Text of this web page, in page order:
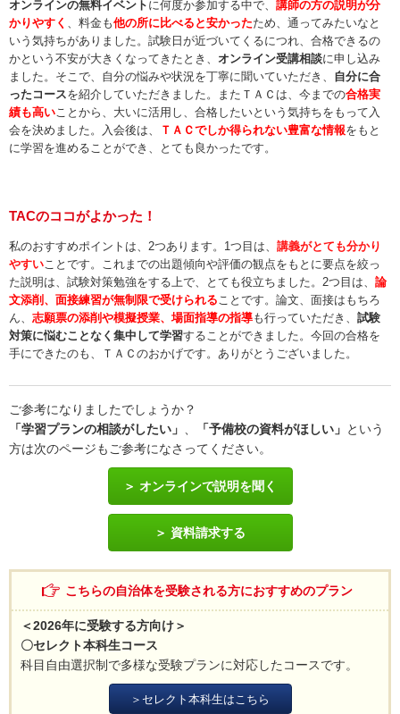
オンラインの無料イベント に何度か参加する中で、 講師の方の説明が分
かりやすく
、料金も他の所に比べると安かったため、通ってみたいなと
いう気持ちがありました。試験日が近づいてくるにつれ、合格できるの
かという不安が大きくなってきたとき、 オンライン受講相談に申し込み
ました。そこで、自分の悩みや状況を丁寧に聞いていただき、 自分に合
ったコースを紹介していただきました。またＴＡＣは、今までの合格実
績も高い ことから、大いに活用し、合格したいという気持ちをもって入
会を決めました。入会後は、
ＴＡＣでしか得られない豊富な情報をもと
に学習を進めることができ、とても良かったです。
TACのココがよかった！
私のおすすめポイントは、2つあります。1つ目は、 講義がとても分かり
やすい ことです。これまでの出題傾向や評価の観点をもとに要点を絞っ
た説明は、試験対策勉強をする上で、とても役立ちました。2つ目は、 論
文添削、面接練習が無制限で受けられる ことです。論文、面接はもちろ
ん、 志願票の添削や模擬授業、場面指導の指導も行っていただき、 試験
対策に悩むことなく集中して学習することができました。今回の合格を
手にできたのも、ＴＡＣのおかげです。ありがとうございました。
ご参考になりましたでしょうか？
「学習プランの相談がしたい」
「予備校の資料がほしい」 という
方は次のページもご参考になさってください。
オンラインで説明を聞く
資料請求する
こちらの自治体を受験される方におすすめのプラン
＜2026年に受験する方向け＞
〇セレクト本科生コース
科目自由選択制で多様な受験プランに対応したコースです。
＞セレクト本科生はこちら